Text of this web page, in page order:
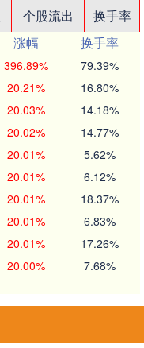
个股流出
换手率
涨幅
换手率
396.89% 79.39%
20.21% 16.80%
20.03% 14.18%
20.02% 14.77%
20.01% 5.62%
20.01% 6.12%
20.01% 18.37%
20.01% 6.83%
20.01% 17.26%
20.00% 7.68%